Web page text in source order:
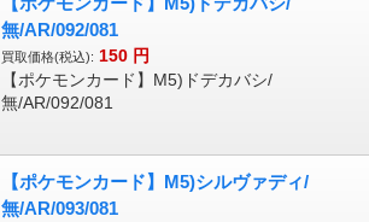
無/AR/092/081
買取価格(税込): 150 円
【ポケモンカード】M5)ドデカバシ/
無/AR/092/081
【ポケモンカード】M5)シルヴァディ/
無/AR/093/081